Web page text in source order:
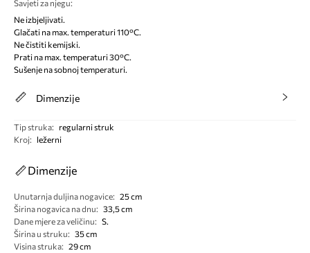
Savjeti za njegu:
Ne izbjeljivati.
Glačati na max. temperaturi 110°C.
Ne čistiti kemijski.
Prati na max. temperaturi 30°C.
Sušenje na sobnoj temperaturi.
Dimenzije
Tip struka:
regularni struk
Kroj: ležerni
Dimenzije
Unutarnja duljina nogavice: 25 cm
Širina nogavica na dnu: 33,5 cm
Dane mjere za veličinu: S.
Širina u struku: 35 cm
Visina struka: 29 cm